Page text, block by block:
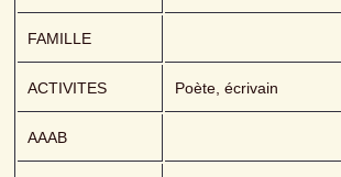
FAMILLE
ACTIVITES Poète, écrivain
AAAB